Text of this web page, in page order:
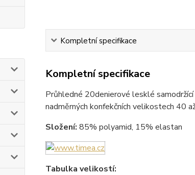
Kompletní specifikace
Kompletní specifikace
Průhledné 20denierové lesklé
nadměrných konfekčních velikostech 40
Složení: 85% polyamid, 15% elastan
Tabulka velikostí: